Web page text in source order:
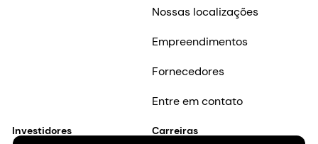
Nossas localizações
Empreendimentos
Fornecedores
Entre em contato
Investidores Carreiras